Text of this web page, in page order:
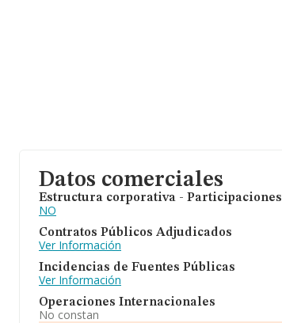
Datos comerciales
Estructura corporativa - Participaciones
NO
Contratos Públicos Adjudicados
Ver Información
Incidencias de Fuentes Públicas
Ver Información
Operaciones Internacionales
No constan